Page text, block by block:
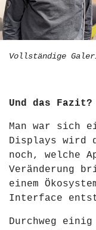
Vollständige
Und das Fazit?
Man war sich
Displays wird
noch, welche
Veränderung
einem
Interface
Durchweg